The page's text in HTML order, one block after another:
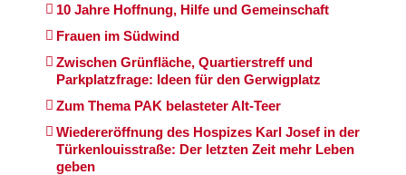
10 Jahre Hoffnung, Hilfe und Gemeinschaft
Frauen im Südwind
Zwischen Grünfläche, Quartierstreff und
Parkplatzfrage: Ideen für den Gerwigplatz
Zum Thema PAK belasteter Alt-Teer
Wiedereröffnung des Hospizes Karl Josef in der
Türkenlouisstraße: Der letzten Zeit mehr Leben
geben